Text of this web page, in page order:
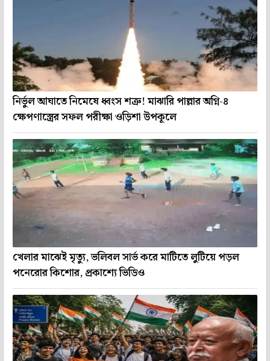
নির্ভুল আঘাতে নিমেষে ধ্বংস শত্রু! মাঝারি পাল্লার অগ্নি-৪
ক্ষেপণাস্ত্রের সফল পরীক্ষা ওড়িশা উপকূলে
খেলার মাঝেই মৃত্যু, ভলিবল সার্ভ করে মাটিতে লুটিয়ে পড়ল
পনেরোর কিশোর, প্রকাশ্যে ভিডিও